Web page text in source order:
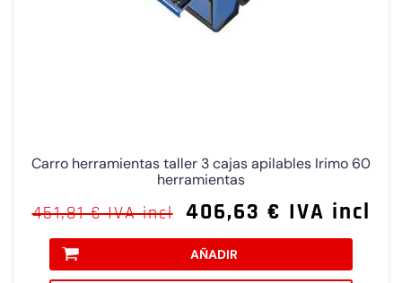
Carro herramientas taller 3 cajas apilables Irimo 60
herramientas
451,81 € IVA incl 406,63 € IVA incl
AÑADIR